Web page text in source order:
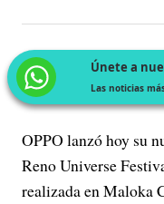
Únete a
Las noticias
OPPO lanzó hoy su
Reno Universe
realizada en Maloka